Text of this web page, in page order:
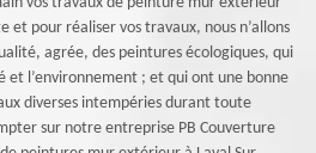
et pour réaliser vos travaux, nous n’allons
agrée, des peintures écologiques, qui
et l’environnement ; et qui ont une bonne
diverses intempéries durant toute
sur notre entreprise PB Couverture